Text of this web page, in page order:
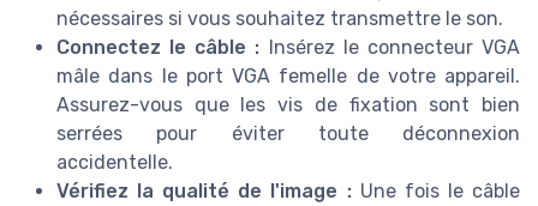
nécessaires si vous souhaitez transmettre le son.
Connectez le câble : Insérez le connecteur VGA
mâle dans le port VGA femelle de votre appareil.
Assurez-vous que les vis de fixation sont bien
serrées pour éviter toute déconnexion
accidentelle.
Vérifiez la qualité de l'image :Une fois le câble